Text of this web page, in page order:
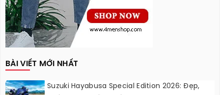
BÀI VIẾT MỚI NHẤT
Suzuki Hayabusa Special Edition 2026: Đẹp,